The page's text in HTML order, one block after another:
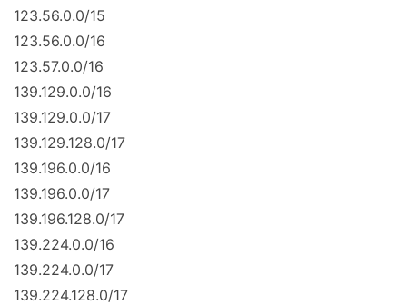
123.56.0.0/15
123.56.0.0/16
123.57.0.0/16
139.129.0.0/16
139.129.0.0/17
139.129.128.0/17
139.196.0.0/16
139.196.0.0/17
139.196.128.0/17
139.224.0.0/16
139.224.0.0/17
139.224.128.0/17